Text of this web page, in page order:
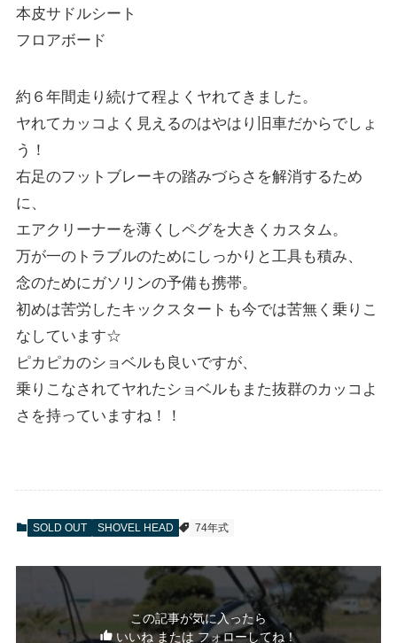
本皮サドルシート
フロアボード
約６年間走り続けて程よくヤれてきました。
ヤれてカッコよく見えるのはやはり旧車だからでしょ
う！
右足のフットブレーキの踏みづらさを解消するため
に、
エアクリーナーを薄くしペグを大きくカスタム。
万が一のトラブルのためにしっかりと工具も積み、
念のためにガソリンの予備も携帯。
初めは苦労したキックスタートも今では苦無く乗りこ
なしています☆
ピカピカのショベルも良いですが、
乗りこなされてヤれたショベルもまた抜群のカッコよ
さを持っていますね！！
SOLD OUT SHOVEL HEAD 74年式
この記事が気に入ったら
いいね または フォローしてね！